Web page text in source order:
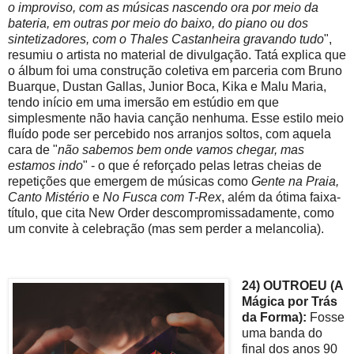
o improviso, com as músicas nascendo ora por meio da
bateria, em outras por meio do baixo, do piano ou dos
sintetizadores, com o Thales Castanheira gravando tudo",
resumiu o artista no material de divulgação. Tatá explica que
o álbum foi uma construção coletiva em parceria com Bruno
Buarque, Dustan Gallas, Junior Boca, Kika e Malu Maria,
tendo início em uma imersão em estúdio em que
simplesmente não havia canção nenhuma. Esse estilo meio
fluído pode ser percebido nos arranjos soltos, com aquela
cara de "não sabemos bem onde vamos chegar, mas
estamos indo" - o que é reforçado pelas letras cheias de
repetições que emergem de músicas como Gente na Praia,
Canto Mistério e No Fusca com T-Rex, além da ótima faixa-
título, que cita New Order descompromissadamente, como
um convite à celebração (mas sem perder a melancolia).
24) OUTROEU (A
Mágica por Trás
da Forma): Fosse
uma banda do
final dos anos 90